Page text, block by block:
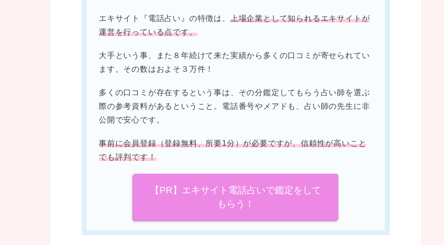
エキサイト『電話占い』の特徴は、 上場企業として知られるエキサイトが
運営を行っている点です。
大手という事、また８年続けて来た実績から多くの口コミが寄せられてい
ます。その数はおよそ３万件！
多くの口コミが存在するという事は、その分鑑定してもらう占い師を選ぶ
際の参考資料があるということ。電話番号やメアドも、占い師の先生に非
公開で安心です。
事前に会員登録（登録無料、所要1分）が必要ですが、信頼性が高いこと
でも評判です！
【PR】エキサイト電話占いで鑑定をして
もらう！